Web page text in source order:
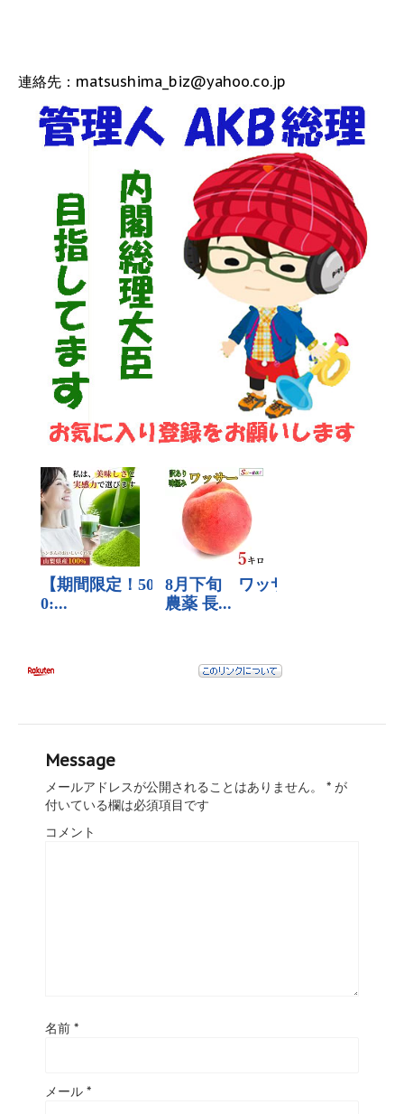
連絡先：matsushima_biz@yahoo.co.jp
Message
メールアドレスが公開されることはありません。 * が
付いている欄は必須項目です
コメント
名前 *
メール *